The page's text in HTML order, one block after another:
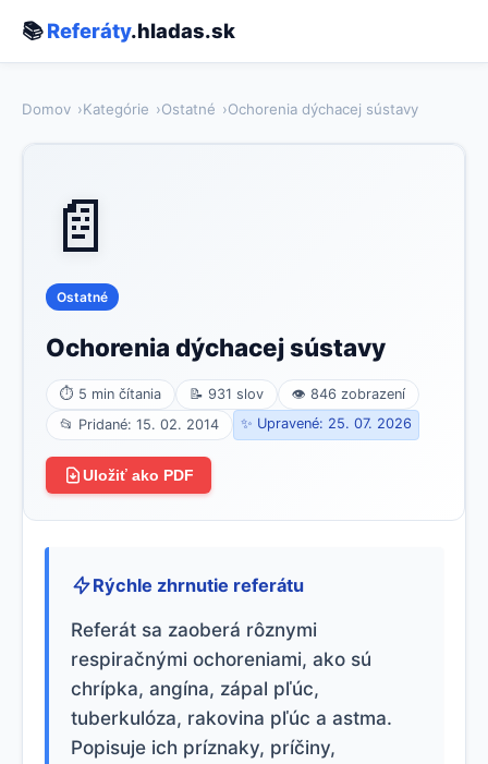
📚Referáty.hladas.sk
Domov Kategórie Ostatné Ochorenia dýchacej sústavy
📄
Ostatné
Ochorenia dýchacej sústavy
⏱ 5 min čítania 📝 931 slov
👁 846 zobrazení
📂 Pridané: 15. 02. 2014
✨ Upravené: 25. 07. 2026
Uložiť ako PDF
Rýchle zhrnutie referátu
Referát sa zaoberá rôznymi
respiračnými ochoreniami, ako sú
chrípka, angína, zápal pľúc,
tuberkulóza, rakovina pľúc a astma.
Popisuje ich príznaky, príčiny,